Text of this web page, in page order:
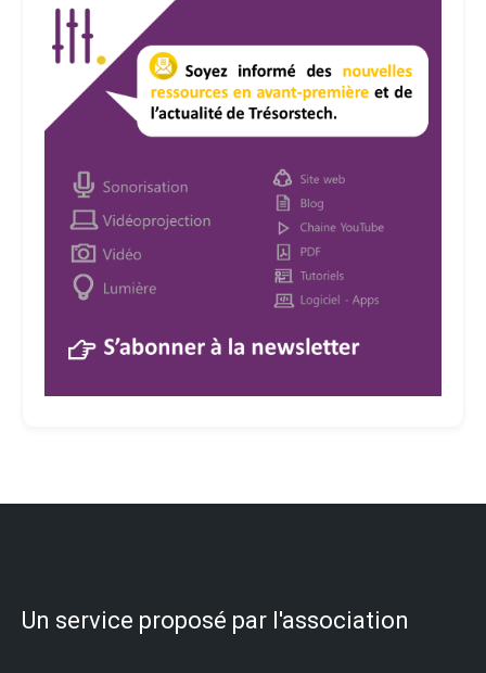
Un service proposé par l'association